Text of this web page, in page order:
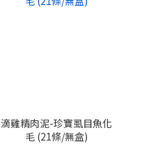
滴雞精肉泥-珍寶虱目魚化
毛 (21條/無盒)